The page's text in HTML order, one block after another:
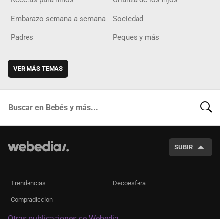
Embarazo semana a semana Sociedad
Padres Peques y más
VER MÁS TEMAS
SUBIR
Trendencias Decoesfera
Compradiccion